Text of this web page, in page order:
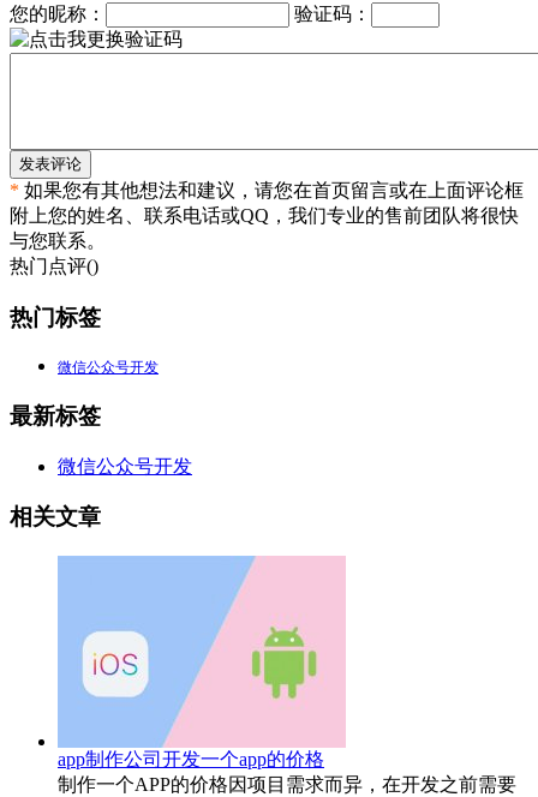
您的昵称：
验证码：
发表评论
* 如果您有其他想法和建议，请您在首页留言或在上面评论框
附上您的姓名、联系电话或QQ，我们专业的售前团队将很快
与您联系。
热门点评()
热门标签
微信公众号开发
最新标签
微信公众号开发
相关文章
app制作公司开发一个app的价格
制作一个APP的价格因项目需求而异，在开发之前需要